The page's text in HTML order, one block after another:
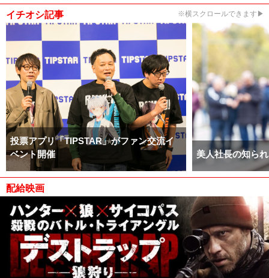
イチオシ記事 ※横スクロールできます▶
投票アプリ「TIPSTAR」がファン交流イ
ベント開催
美人社長の知ら
配給映画